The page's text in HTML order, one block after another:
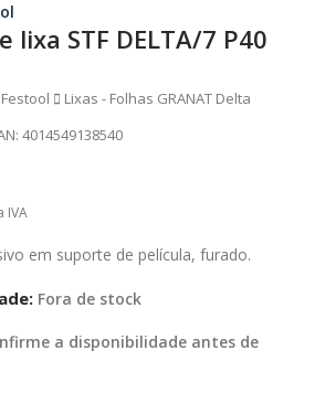
lixa STF DELTA/7 P40
Festool
Lixas - Folhas GRANAT Delta
4014549138540
IVA
em suporte de película, furado.
Fora de stock
a disponibilidade antes de